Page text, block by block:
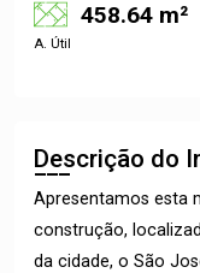
458.64 m²
A. Útil
Descrição do
Apresentamos esta
construção,
da cidade, o São